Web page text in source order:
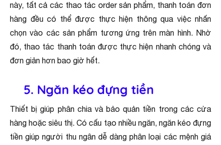
này, tất cả các thao tác order sản phẩm, thanh toán đơn
hàng đều có thể được thực hiện thông qua việc nhấn
chọn vào các sản phẩm tương ứng trên màn hình. Nhờ
đó, thao tác thanh toán được thực hiện nhanh chóng và
đơn giản hơn bao giờ hết.
5. Ngăn kéo đựng tiền
Thiết bị giúp phân chia và bảo quản tiền trong các cửa
hàng hoặc siêu thị. Có cấu tạo nhiều ngăn, ngăn kéo đựng
tiền giúp người thu ngân dễ dàng phân loại các mệnh giá